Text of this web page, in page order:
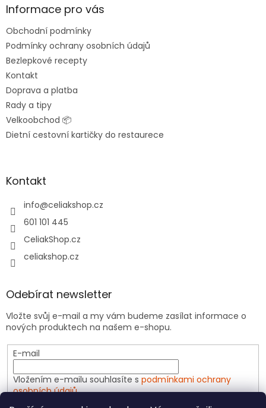
aInformace pro vás
Obchodní podmínky
Podmínky ochrany osobních údajů
Bezlepkové recepty
Kontakt
Doprava a platba
Rady a tipy
Velkoobchod 📦
Dietní cestovní kartičky do restaurece
Kontakt
info@celiakshop.cz
601 101 445
CeliakShop.cz
celiakshop.cz
Odebírat newsletter
Vložte svůj e-mail a my vám budeme zasílat informace o
nových produktech na našem e-shopu.
E-mail
Vložením e-mailu souhlasíte s podmínkami ochrany
osobních údajů